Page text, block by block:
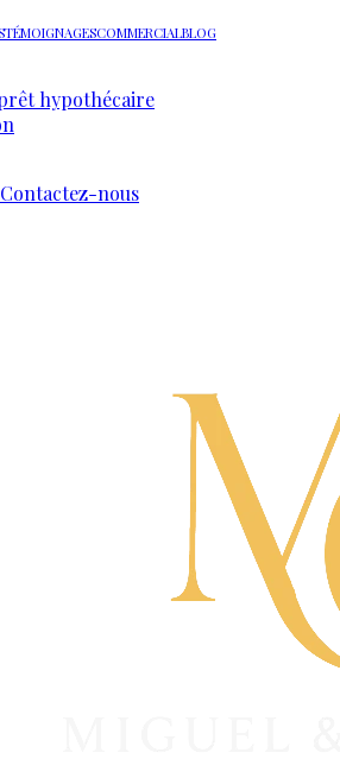
TÉMOIGNAGESCOMMERCIALBLOG
hypothécaire
Contactez-nous